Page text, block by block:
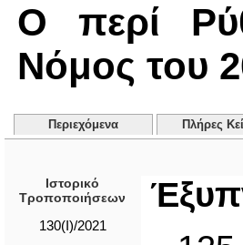
Ο περί
Νόμος του
Περιεχόμενα Πλήρες
Ιστορικό
Τροποποιήσεων
130(I)/2021